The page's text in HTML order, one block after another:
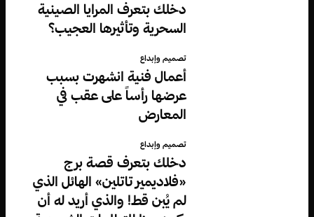
دخلك بتعرف المرايا الصينية
السحرية وتأثيرها العجيب؟
تصميم وإبداع
أعمال فنية انشهرت بسبب
عرضها رأساً على عقب في
المعارض
تصميم وإبداع
دخلك بتعرف قصة برج
«فلاديمير تاتلين» الهائل الذي
لم يُبن قط! والذي أريد له أن